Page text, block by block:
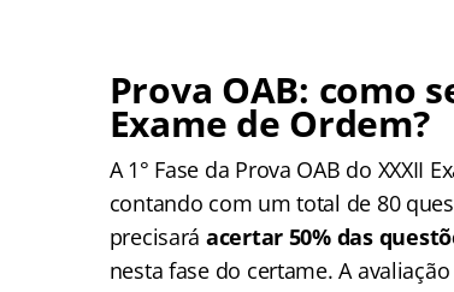
Prova OAB: como
Exame de Ordem?
A 1° Fase da Prova OAB do XXXII
contando com um total de 80
precisará acertar 50% das
nesta fase do certame. A